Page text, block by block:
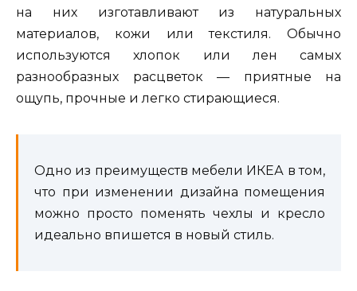
на них изготавливают из натуральных
материалов, кожи или текстиля. Обычно
используются хлопок или лен самых
разнообразных расцветок — приятные на
ощупь, прочные и легко стирающиеся.
Одно из преимуществ мебели ИКЕА в том,
что при изменении дизайна помещения
можно просто поменять чехлы и кресло
идеально впишется в новый стиль.